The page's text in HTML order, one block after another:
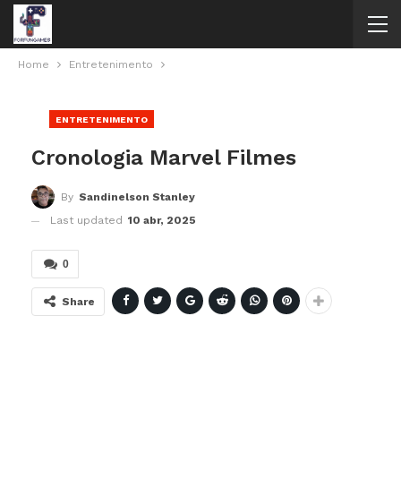
Home Entretenimento
ENTRETENIMENTO
Cronologia Marvel Filmes
By Sandinelson Stanley
Last updated 10 abr, 2025
0
Share